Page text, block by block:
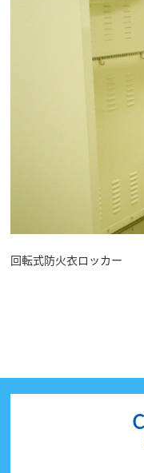
回転式防火衣ロッカー